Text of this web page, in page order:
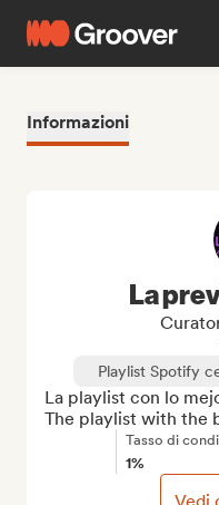
Informazioni
La
Playlist Spotify
La playlist con lo
The playlist with the
Tasso di
1%